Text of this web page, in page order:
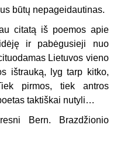
būtų nepageidautinas.
citatą iš poemos apie
ir pabėgusieji nuo
Lietuvos vieno
ištrauką, lyg tarp kitko,
pirmos, tiek antros
taktiškai nutyli…
Bern. Brazdžionio